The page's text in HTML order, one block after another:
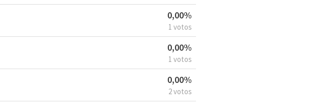
0,00%
1 votos
0,00%
1 votos
0,00%
2 votos